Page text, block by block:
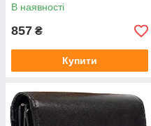
В наявності
857 ₴
Купити